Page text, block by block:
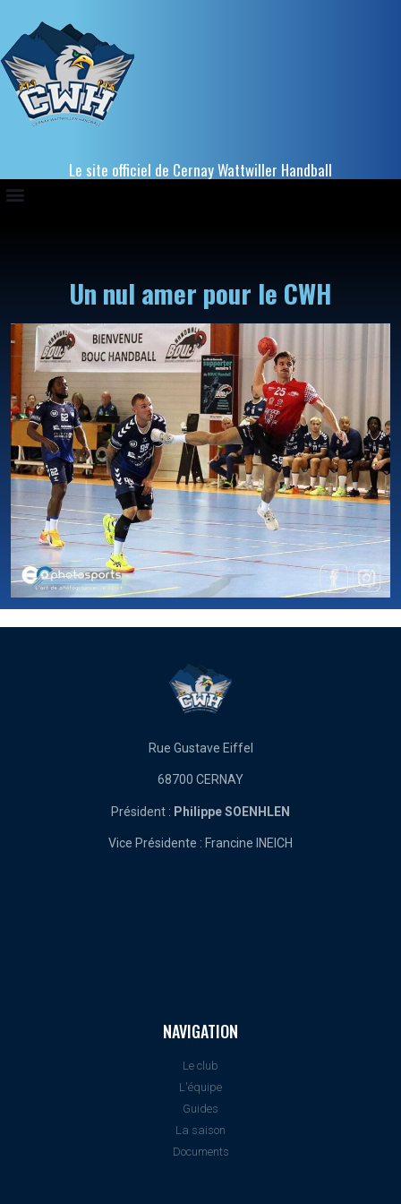
Le site officiel de Cernay Wattwiller Handball
Un nul amer pour le CWH
Rue Gustave Eiffel
68700 CERNAY
Président : Philippe SOENHLEN
Vice Présidente : Francine INEICH
NAVIGATION
Le club
L'équipe
Guides
La saison
Documents